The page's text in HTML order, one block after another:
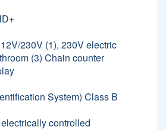
230V (1), 230V electric
(3) Chain counter
System) Class B
controlled